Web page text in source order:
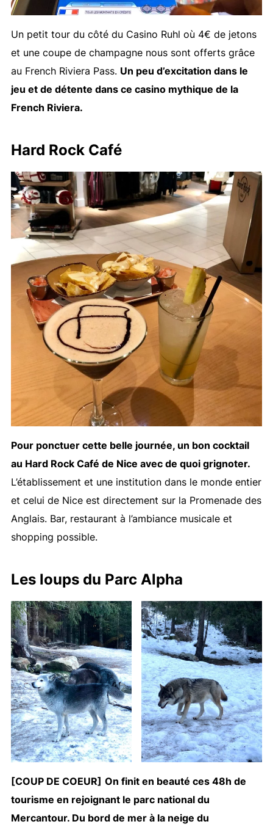
Un petit tour du côté du Casino Ruhl où 4€ de jetons
et une coupe de champagne nous sont offerts grâce
au French Riviera Pass. Un peu d’excitation dans le
jeu et de détente dans ce casino mythique de la
French Riviera.
Hard Rock Café
Pour ponctuer cette belle journée, un bon cocktail
au Hard Rock Café de Nice avec de quoi grignoter.
L’établissement et une institution dans le monde entier
et celui de Nice est directement sur la Promenade des
Anglais. Bar, restaurant à l’ambiance musicale et
shopping possible.
Les loups du Parc Alpha
[COUP DE COEUR] On finit en beauté ces 48h de
tourisme en rejoignant le parc national du
Mercantour. Du bord de mer à la neige du